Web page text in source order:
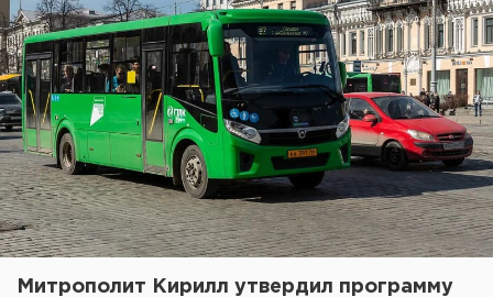
Митрополит Кирилл утвердил программу